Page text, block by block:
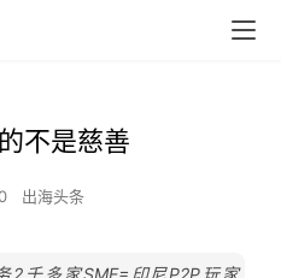
不是慈善
出海头条